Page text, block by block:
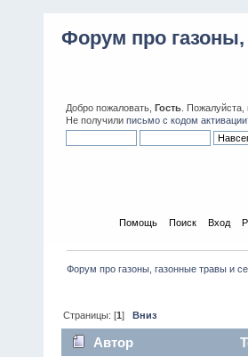
Форум про газоны,
Добро пожаловать, Гость . Пожалуйста,
Не получили письмо с кодом активации
Помощь Поиск Вход
Форум про газоны, газонные травы и
Страницы: [1]Вниз
Автор